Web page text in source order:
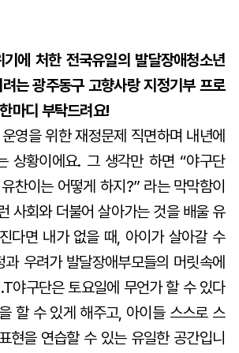
에 처한 전국유일의 발달장애청소년
는 광주동구 고향사랑 지정기부 프로
마디 부탁드려요!
영을 위한 재정문제 직면하며 내년에
상황이에요. 그 생각만 하면 “야구단
찬이는 어떻게 하지?” 라는 막막함이
사회와 더불어 살아가는 것을 배울 유
다면 내가 없을 때, 아이가 살아갈 수
우려가 발달장애부모들의 머릿속에
야구단은 토요일에 무언가 할 수 있다
할 수 있게 해주고, 아이들 스스로 스
현을 연습할 수 있는 유일한 공간입니